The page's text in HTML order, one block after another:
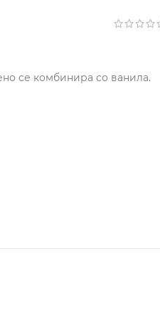
се комбинира со ванила.